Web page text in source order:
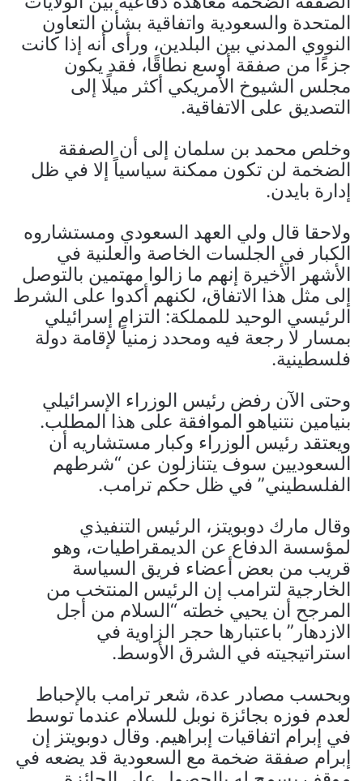
المتحدة والسعودية واتفاقية بشأن التعاون
النووي المدني بين البلدين، ورأى أنه إذا كانت
جزءًا من صفقة أوسع نطاقًا، فقد يكون
مجلس الشيوخ الأمريكي أكثر ميلًا إلى
التصديق على الاتفاقية.
وخلص محمد بن سلمان إلى أن الصفقة
الضخمة لن تكون ممكنة سياسياً إلا في ظل
إدارة بايدن.
ولاحقا قال ولي العهد السعودي ومستشاروه
الكبار في الجلسات الخاصة والعلنية في
الأشهر الأخيرة إنهم ما زالوا مهتمين بالتوصل
إلى مثل هذا الاتفاق، لكنهم أكدوا على الشرط
الرئيسي الوحيد للمملكة: التزام إسرائيلي
بمسار لا رجعة فيه ومحدد زمنياً لإقامة دولة
فلسطينية.
وحتى الآن رفض رئيس الوزراء الإسرائيلي
بنيامين نتنياهو الموافقة على هذا المطلب.
ويعتقد رئيس الوزراء وكبار مستشاريه أن
السعوديين سوف يتنازلون عن “شرطهم
الفلسطيني” في ظل حكم ترامب.
وقال مارك دوبويتز، الرئيس التنفيذي
لمؤسسة الدفاع عن الديمقراطيات، وهو
قريب من بعض أعضاء فريق السياسة
الخارجية لترامب إن الرئيس المنتخب من
المرجح أن يحيي خطته “السلام من أجل
الازدهار” باعتبارها حجر الزاوية في
استراتيجيته في الشرق الأوسط.
وبحسب مصادر عدة، شعر ترامب بالإحباط
لعدم فوزه بجائزة نوبل للسلام عندما توسط
في إبرام اتفاقيات إبراهيم. وقال دوبويتز إن
إبرام صفقة ضخمة مع السعودية قد يضعه في